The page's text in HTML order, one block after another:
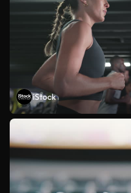
iStock